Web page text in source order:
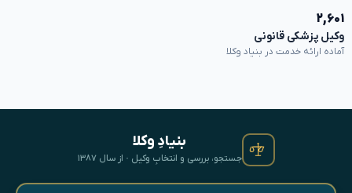
۲,۶۰۱
وکیل پزشکی قانونی
آماده ارائه خدمت در بنیاد وکلا
بنیادِ وکلا
جستجو، بررسی و انتخابِ وکیل · از سال ۱۳۸۷